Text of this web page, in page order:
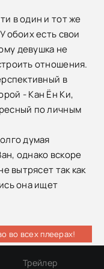
в один и тот же
обоих есть свои
девушка не
отношения.
в
- Кан Ён Ки,
по личным
думая
однако вскоре
вытрясет так как
она ищет
во всех плеерах!
Трейлер